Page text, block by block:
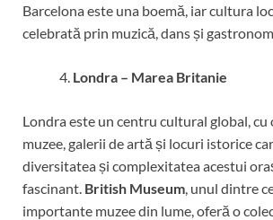
Barcelona este una boemă, iar cultura
celebrată prin muzică, dans și
Londra – Marea Britanie
Londra este un centru cultural global, cu
muzee, galerii de artă și locuri istorice
diversitatea și complexitatea acestui
fascinant. British Museum, unul dintre
importante muzee din lume, oferă o